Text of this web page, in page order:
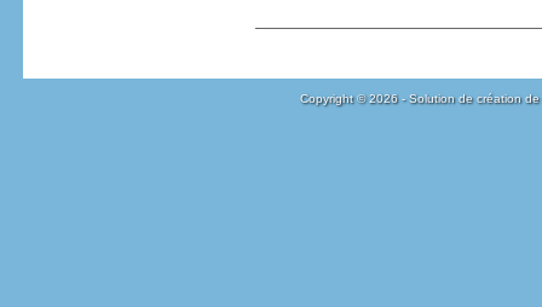
Copyright © 2026 - Solution de création